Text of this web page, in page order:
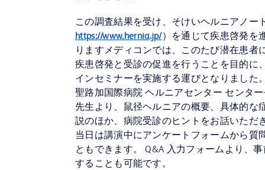
この調査結果を受け、そけいヘルニアノー
https://www.hernia.jp/ ）を通じて疾患啓発を
りますメディコンでは、このたび潜在患者
疾患啓発と受診の促進を行うことを目的に
インセミナーを実施する運びとなりました
聖路加国際病院 ヘルニアセンター センタ
先生より、鼠径ヘルニアの概要、具体的な
説のほか、病院受診のヒントをお話いただ
当日は講演中にアンケートフォームから質
ともできます。 Q&A 入力フォームより、
することも可能です。